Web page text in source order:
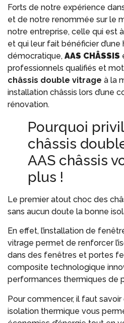
Forts de notre expérience
et de notre renommée sur le
notre entreprise, celle qui est
et qui leur fait bénéficier
démocratique, AAS CHÂSSIS
professionnels qualifiés et
châssis double vitrage à la
installation châssis lors d’une
rénovation.
Pourquoi
châssis
AAS châssis
plus !
Le premier atout choc des
sans aucun doute la bonne
En effet, l’installation de
vitrage permet de renforcer
dans des fenêtres et portes
composite technologique
performances thermiques de
Pour commencer, il faut savoir
isolation thermique vous